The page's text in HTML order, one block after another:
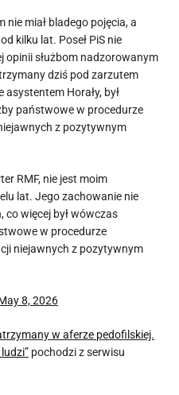
nie miał bladego pojęcia, a
kilku lat. Poseł PiS nie
opinii służbom nadzorowanym
dziś pod zarzutem
Horały, był
państwowe w procedurze
z pozytywnym
RMF, nie jest moim
lat. Jego zachowanie nie
co więcej był wówczas
w procedurze
niejawnych z pozytywnym
8, 2026
w aferze pedofilskiej.
pochodzi z serwisu